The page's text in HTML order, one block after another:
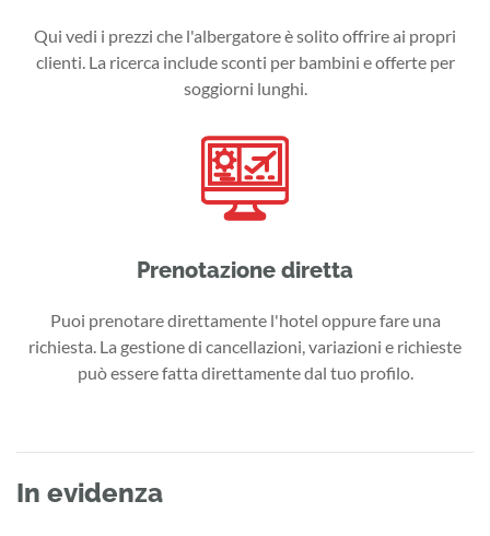
Qui vedi i prezzi che l'albergatore è solito offrire ai propri
clienti. La ricerca include sconti per bambini e offerte per
soggiorni lunghi.
Prenotazione diretta
Puoi prenotare direttamente l'hotel oppure fare una
richiesta. La gestione di cancellazioni, variazioni e richieste
può essere fatta direttamente dal tuo profilo.
In evidenza